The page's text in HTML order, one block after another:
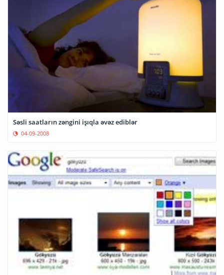
Səsli saatların zəngini işıqla əvəz ediblər
04-09-2008